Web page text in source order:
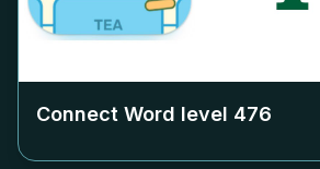
Connect Word level 476